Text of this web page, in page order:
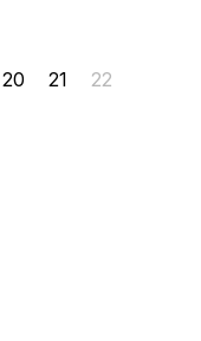
20 21 22